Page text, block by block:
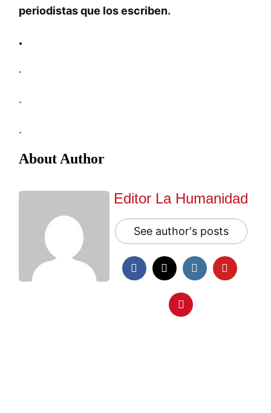
periodistas que los escriben.
.
.
.
.
About Author
Editor La Humanidad
See author's posts